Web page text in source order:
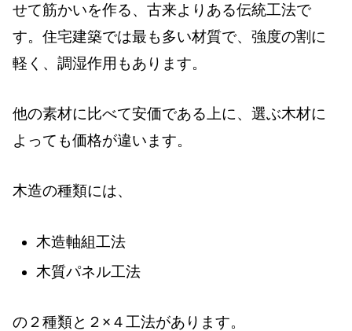
せて筋かいを作る、古来よりある伝統工法で
す。住宅建築では最も多い材質で、強度の割に
軽く、調湿作用もあります。
他の素材に比べて安価である上に、選ぶ木材に
よっても価格が違います。
木造の種類には、
木造軸組工法
木質パネル工法
の２種類と２×４工法があります。